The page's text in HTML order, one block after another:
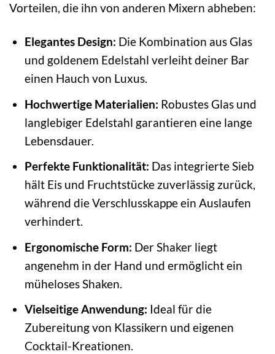
Vorteilen, die ihn von anderen Mixern abheben:
Elegantes Design: Die Kombination aus Glas
und goldenem Edelstahl verleiht deiner Bar
einen Hauch von Luxus.
Hochwertige Materialien: Robustes Glas und
langlebiger Edelstahl garantieren eine lange
Lebensdauer.
Perfekte Funktionalität: Das integrierte Sieb
hält Eis und Fruchtstücke zuverlässig zurück,
während die Verschlusskappe ein Auslaufen
verhindert.
Ergonomische Form: Der Shaker liegt
angenehm in der Hand und ermöglicht ein
müheloses Shaken.
Vielseitige Anwendung: Ideal für die
Zubereitung von Klassikern und eigenen
Cocktail-Kreationen.